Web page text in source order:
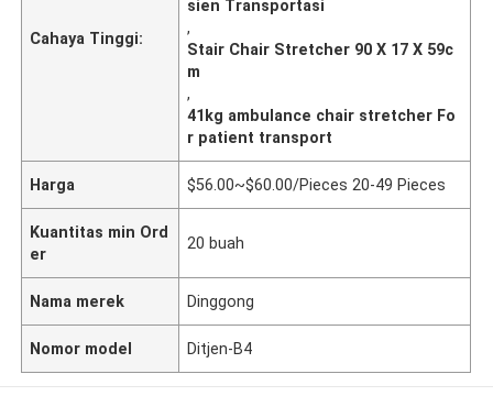
Cahaya Tinggi:
sien Transportasi
,
Stair Chair Stretcher 90 X 17 X 59c
m
,
41kg ambulance chair stretcher Fo
r patient transport
Harga $56.00~$60.00/Pieces 20-49 Pieces
Kuantitas min Ord
er
20 buah
Nama merek Dinggong
Nomor model Ditjen-B4